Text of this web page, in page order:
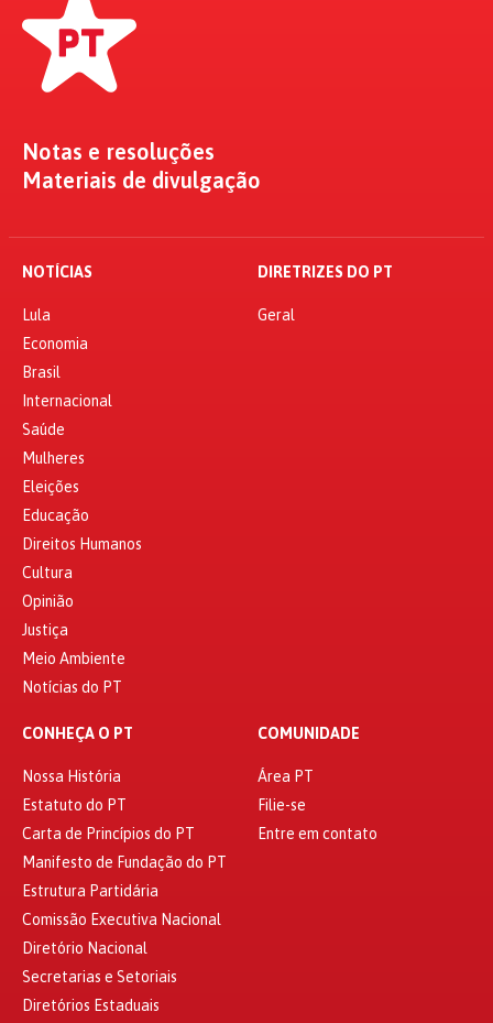
Notas e resoluções
Materiais de divulgação
NOTÍCIAS
Lula
Economia
Brasil
Internacional
Saúde
Mulheres
Eleições
Educação
Direitos Humanos
Cultura
Opinião
Justiça
Meio Ambiente
Notícias do PT
DIRETRIZES DO PT
Geral
CONHEÇA O PT
Nossa História
Estatuto do PT
Carta de Princípios do PT
Manifesto de Fundação do PT
Estrutura Partidária
Comissão Executiva Nacional
Diretório Nacional
Secretarias e Setoriais
Diretórios Estaduais
COMUNIDADE
Área PT
Filie-se
Entre em contato